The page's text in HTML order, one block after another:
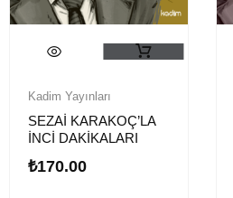
Kadim Yayınları
SEZAİ KARAKOÇ’LA
İNCİ DAKİKALARI
₺170.00